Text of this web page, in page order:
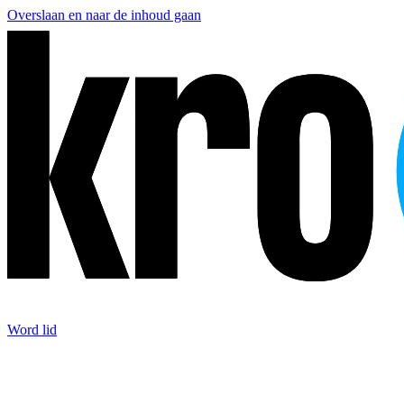
Overslaan en naar de inhoud gaan
Word lid